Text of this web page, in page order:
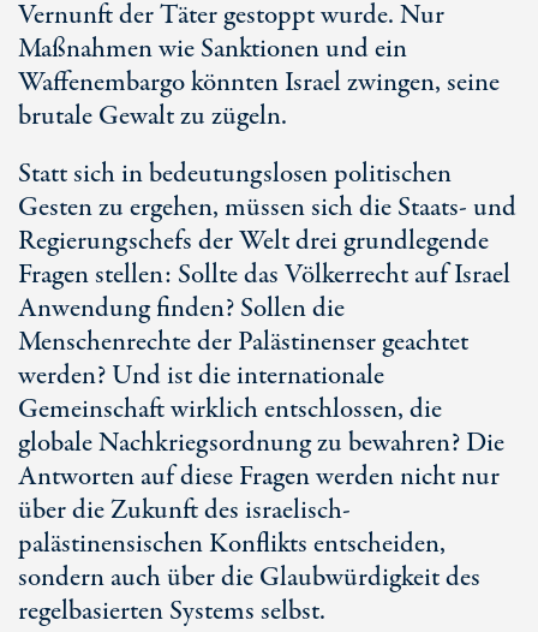
Vernunft der Täter gestoppt wurde. Nur
Maßnahmen wie Sanktionen und ein
Waffenembargo könnten Israel zwingen, seine
brutale Gewalt zu zügeln.
Statt sich in bedeutungslosen politischen
Gesten zu ergehen, müssen sich die Staats- und
Regierungschefs der Welt drei grundlegende
Fragen stellen: Sollte das Völkerrecht auf Israel
Anwendung finden? Sollen die
Menschenrechte der Palästinenser geachtet
werden? Und ist die internationale
Gemeinschaft wirklich entschlossen, die
globale Nachkriegsordnung zu bewahren? Die
Antworten auf diese Fragen werden nicht nur
über die Zukunft des israelisch-
palästinensischen Konflikts entscheiden,
sondern auch über die Glaubwürdigkeit des
regelbasierten Systems selbst.